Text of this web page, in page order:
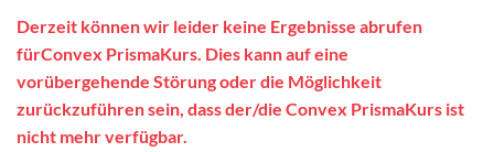
Derzeit können wir leider keine Ergebnisse abrufen
fürConvex PrismaKurs. Dies kann auf eine
vorübergehende Störung oder die Möglichkeit
zurückzuführen sein, dass der/die Convex PrismaKurs ist
nicht mehr verfügbar.